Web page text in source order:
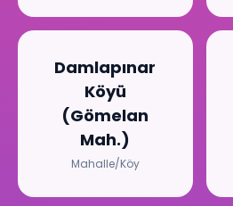
Damlapınar
Köyü
(Gömelan
Mah.)
Mahalle/Köy